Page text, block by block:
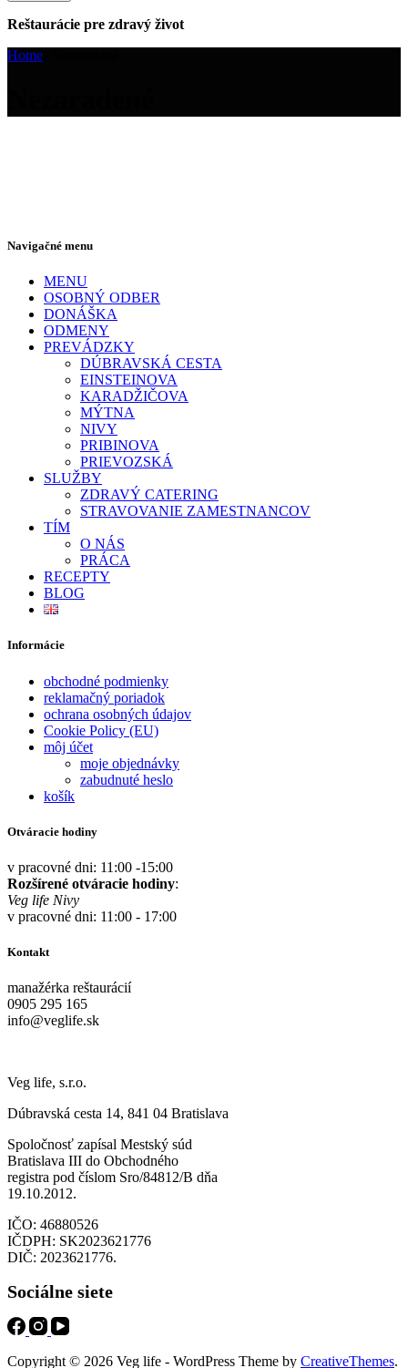
Reštaurácie pre zdravý život
Home
Navigačné menu
MENU
OSOBNÝ ODBER
DONÁŠKA
ODMENY
PREVÁDZKY
DÚBRAVSKÁ CESTA
EINSTEINOVA
KARADŽIČOVA
MÝTNA
NIVY
PRIBINOVA
PRIEVOZSKÁ
SLUŽBY
ZDRAVÝ CATERING
STRAVOVANIE ZAMESTNANCOV
TÍM
O NÁS
PRÁCA
RECEPTY
BLOG
Informácie
obchodné podmienky
reklamačný poriadok
ochrana osobných údajov
Cookie Policy (EU)
môj účet
moje objednávky
zabudnuté heslo
košík
Otváracie hodiny
v pracovné dni: 11:00 -15:00
Rozšírené otváracie hodiny:
Veg life Nivy
v pracovné dni: 11:00 - 17:00
Kontakt
manažérka reštaurácií
0905 295 165
info@veglife.sk
Veg life, s.r.o.
Dúbravská cesta 14, 841 04 Bratislava
Spoločnosť zapísal Mestský súd
Bratislava III do Obchodného
registra pod číslom Sro/84812/B dňa
19.10.2012.
IČO: 46880526
IČDPH: SK2023621776
DIČ: 2023621776.
Sociálne siete
Copyright © 2026 Veg life - WordPress Theme by CreativeThemes.